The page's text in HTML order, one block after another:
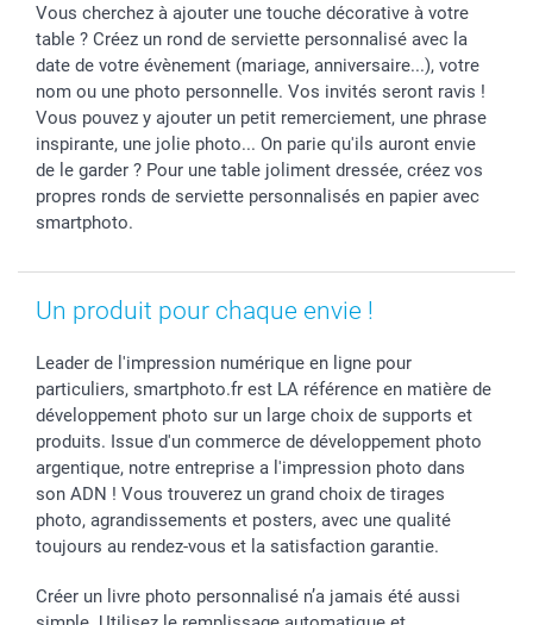
Dénicheur d'idées cadeau
Baptême
Toussaint
Rentrée des classes
Saint-Valentin
Vacances
Gestion des cookies
Tarifs
Partenariats & Influence
Investisseurs
Livraison
Modes de paiement
Grandes quantités
Statut de ma commande
Vous cherchez à ajouter une touche décorative à votre
table ? Créez un rond de serviette personnalisé avec la
date de votre évènement (mariage, anniversaire...), votre
nom ou une photo personnelle. Vos invités seront ravis !
Vous pouvez y ajouter un petit remerciement, une phrase
inspirante, une jolie photo... On parie qu'ils auront envie
de le garder ? Pour une table joliment dressée, créez vos
propres ronds de serviette personnalisés en papier avec
smartphoto.
Un produit pour chaque envie !
Leader de l'impression numérique en ligne pour
particuliers, smartphoto.fr est LA référence en matière de
développement photo sur un large choix de supports et
produits. Issue d'un commerce de développement photo
argentique, notre entreprise a l'impression photo dans
son ADN ! Vous trouverez un grand choix de tirages
photo, agrandissements et posters, avec une qualité
toujours au rendez-vous et la satisfaction garantie.
Créer un livre photo personnalisé n’a jamais été aussi